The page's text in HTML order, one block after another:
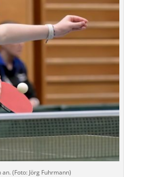
(Foto: Jörg Fuhrmann)